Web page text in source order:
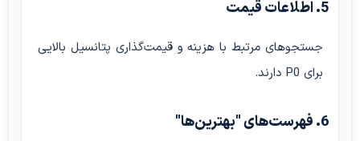
5. اطلاعات قیمت
جستجوهای مرتبط با هزینه و قیمت‌گذاری پتانسیل بالایی
برای P0 دارند.
6. فهرست‌های "بهترین‌ها"